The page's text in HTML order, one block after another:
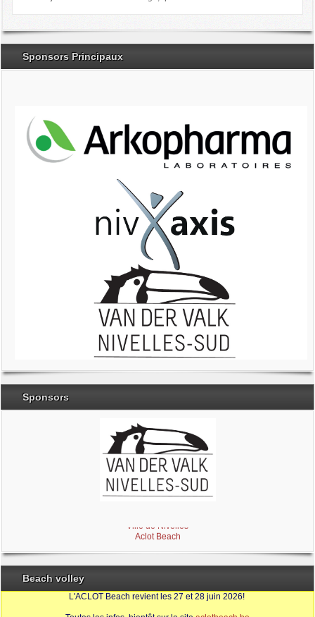
Sponsors Principaux
Sponsors
Aclot Beach
Beach volley
L'ACLOT Beach revient les 27 et 28 juin 2026!